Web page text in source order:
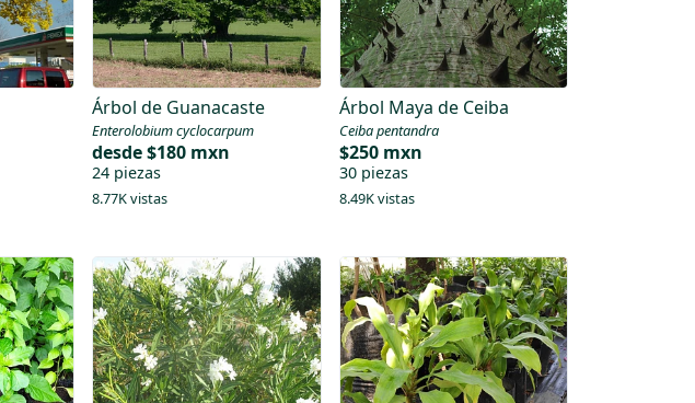
Árbol de Guanacaste
Enterolobium cyclocarpum
desde$180 mxn
24 piezas
8.77K vistas
Árbol Maya de Ceiba
Ceiba pentandra
$250 mxn
30 piezas
8.49K vistas